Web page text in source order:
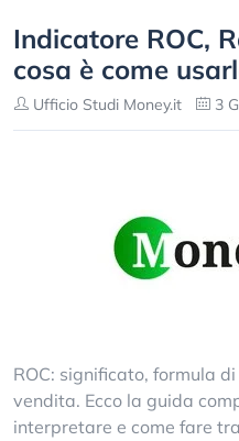
Indicatore ROC,
cosa è come
Ufficio Studi Money.it 3
ROC: significato, formula
vendita. Ecco la guida
interpretare e come fare